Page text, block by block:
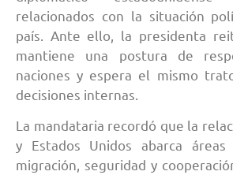
relacionados con la situación
país. Ante ello, la presidenta
mantiene una postura de
naciones y espera el mismo
decisiones internas.
La mandataria recordó que la
y Estados Unidos abarca áreas
migración, seguridad y